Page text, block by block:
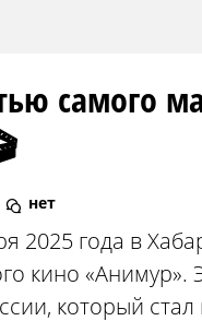
самого
нет
2025 года в
кино
который